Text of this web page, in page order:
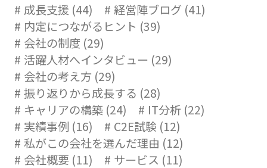
成長支援 (44)
経営陣ブログ (41)
内定につながるヒント (39)
会社の制度 (29)
活躍人材へインタビュー (29)
会社の考え方 (29)
振り返りから成長する (28)
キャリアの構築 (24)
IT分析 (22)
実績事例 (16)
C2E試験 (12)
私がこの会社を選んだ理由 (12)
会社概要 (11)
サービス (11)